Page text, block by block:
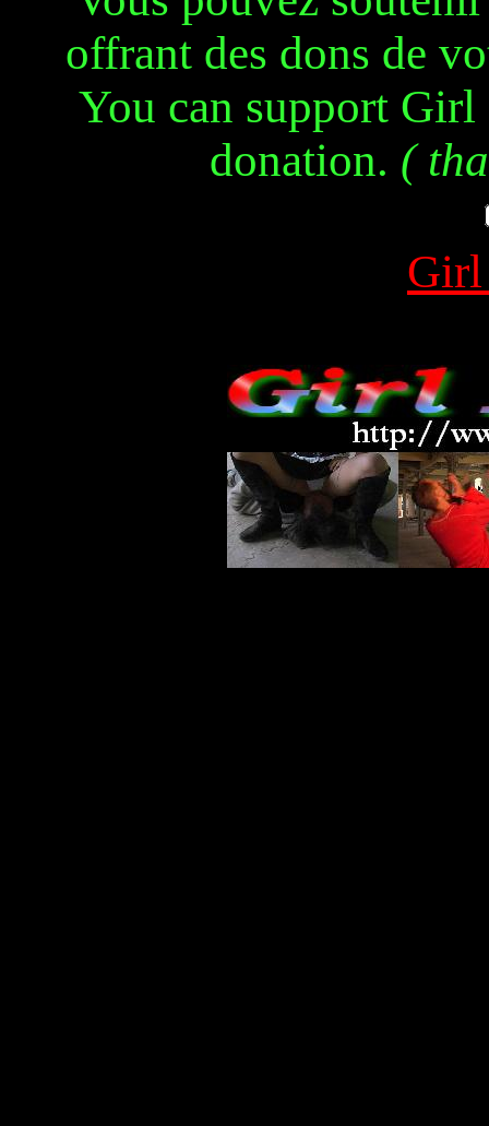
offrant des dons de
You can support
donation. (